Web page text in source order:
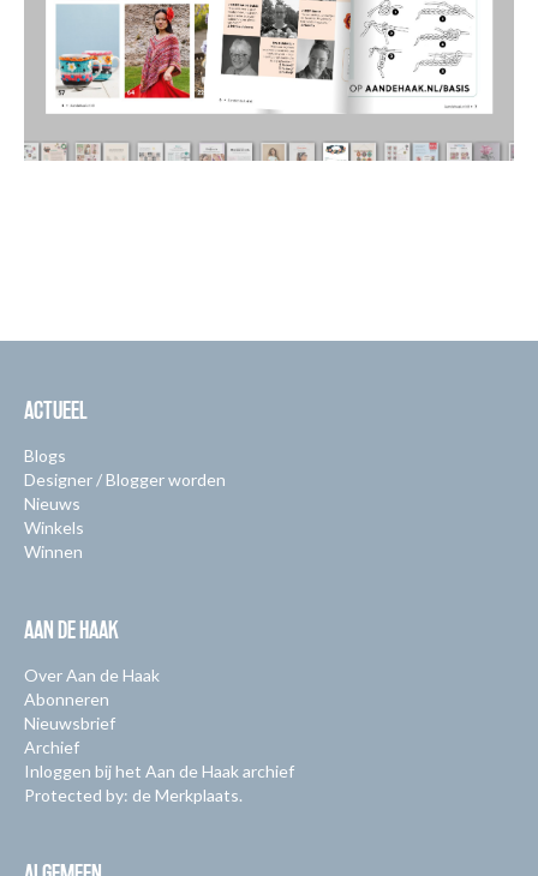
ACTUEEL
Blogs
Designer / Blogger worden
Nieuws
Winkels
Winnen
AAN DE HAAK
Over Aan de Haak
Abonneren
Nieuwsbrief
Archief
Inloggen bij het Aan de Haak archief
Protected by: de Merkplaats.